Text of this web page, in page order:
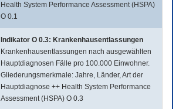
Health System Performance Assessment (HSPA)
O 0.1
Indikator O 0.3: Krankenhausentlassungen
Krankenhausentlassungen nach ausgewählten
Hauptdiagnosen Fälle pro 100.000 Einwohner.
Gliederungsmerkmale: Jahre, Länder, Art der
Hauptdiagnose ++ Health System Performance
Assessment (HSPA) O 0.3